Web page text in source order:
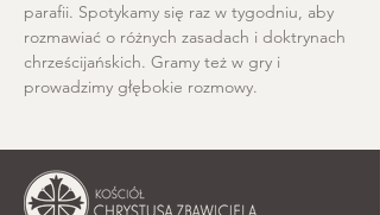
parafii. Spotykamy się raz w tygodniu, aby
rozmawiać o różnych zasadach i doktrynach
chrześcijańskich. Gramy też w gry i
prowadzimy głębokie rozmowy.